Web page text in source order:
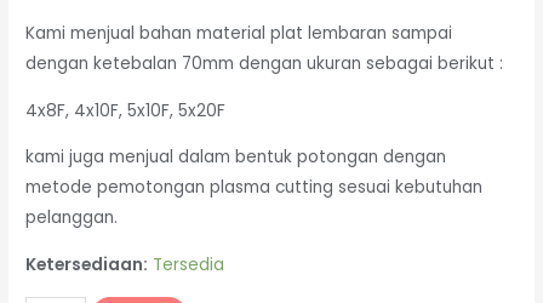
Kami menjual bahan material plat lembaran sampai
dengan ketebalan 70mm dengan ukuran sebagai berikut :
4x8F, 4x10F, 5x10F, 5x20F
kami juga menjual dalam bentuk potongan dengan
metode pemotongan plasma cutting sesuai kebutuhan
pelanggan.
Ketersediaan: Tersedia